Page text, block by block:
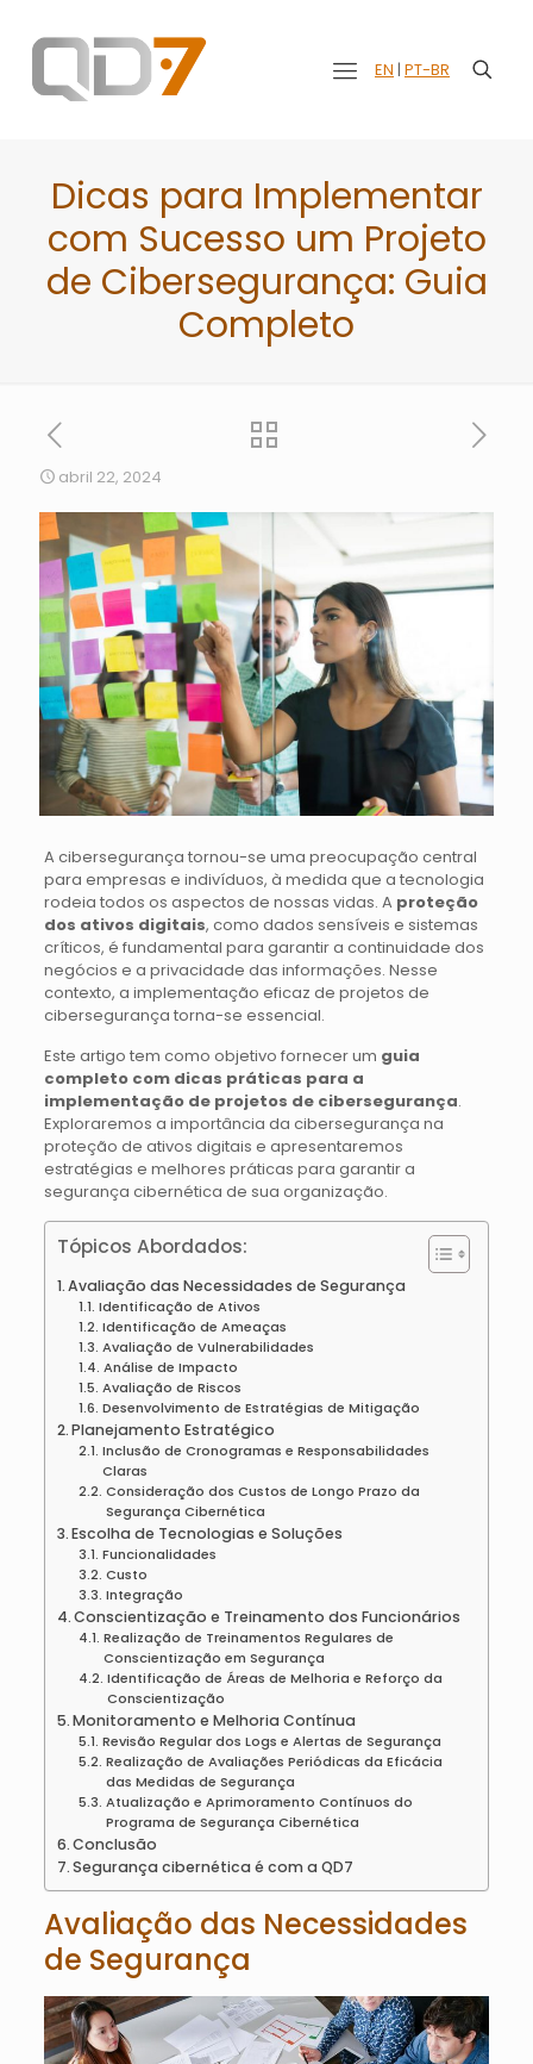
EN | PT-BR
Dicas para Implementar
com Sucesso um Projeto
de Cibersegurança: Guia
Completo
abril 22, 2024
A cibersegurança tornou-se uma preocupação central
para empresas e indivíduos, à medida que a tecnologia
rodeia todos os aspectos de nossas vidas. A proteção
dos ativos digitais, como dados sensíveis e sistemas
críticos, é fundamental para garantir a continuidade dos
negócios e a privacidade das informações. Nesse
contexto, a implementação eficaz de projetos de
cibersegurança torna-se essencial.
Este artigo tem como objetivo fornecer um guia
completo com dicas práticas para a
implementação de projetos de cibersegurança.
Exploraremos a importância da cibersegurança na
proteção de ativos digitais e apresentaremos
estratégias e melhores práticas para garantir a
segurança cibernética de sua organização.
Tópicos Abordados:
Avaliação das Necessidades de Segurança
Identificação de Ativos
Identificação de Ameaças
Avaliação de Vulnerabilidades
Análise de Impacto
Avaliação de Riscos
Desenvolvimento de Estratégias de Mitigação
Planejamento Estratégico
Inclusão de Cronogramas e Responsabilidades
Claras
Consideração dos Custos de Longo Prazo da
Segurança Cibernética
Escolha de Tecnologias e Soluções
Funcionalidades
Custo
Integração
Conscientização e Treinamento dos Funcionários
Realização de Treinamentos Regulares de
Conscientização em Segurança
Identificação de Áreas de Melhoria e Reforço da
Conscientização
Monitoramento e Melhoria Contínua
Revisão Regular dos Logs e Alertas de Segurança
Realização de Avaliações Periódicas da Eficácia
das Medidas de Segurança
Atualização e Aprimoramento Contínuos do
Programa de Segurança Cibernética
Conclusão
Segurança cibernética é com a QD7
Avaliação das Necessidades
de Segurança